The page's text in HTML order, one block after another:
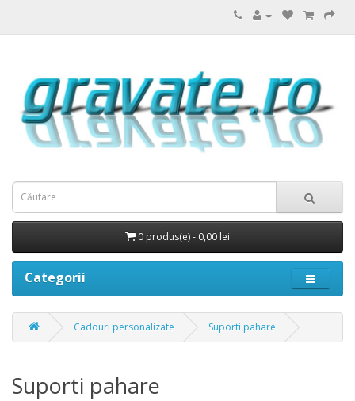
0 produs(e) - 0,00 lei
Categorii
Cadouri personalizate Suporti pahare
Suporti pahare